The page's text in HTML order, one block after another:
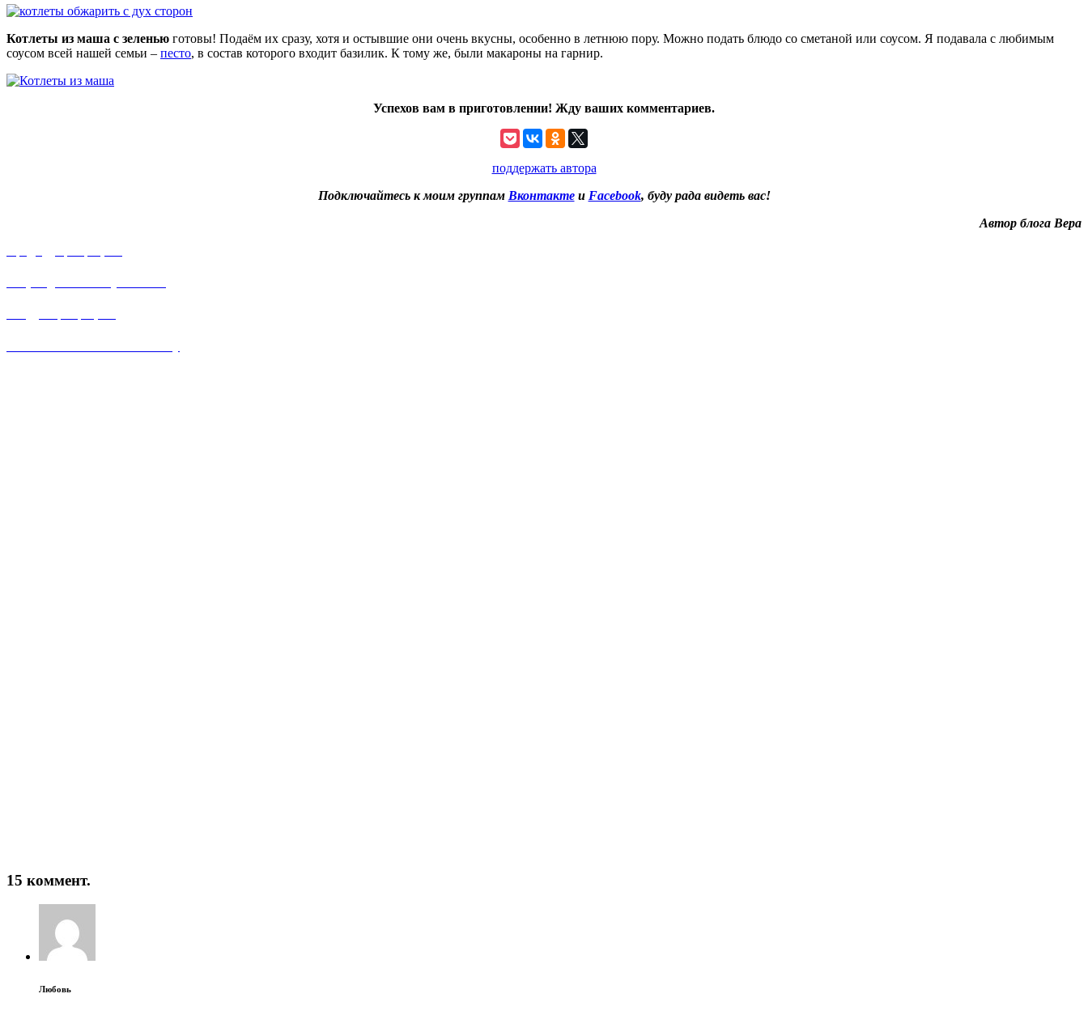
Котлеты из маша с зеленью готовы! Подаём их сразу, хотя и остывшие они очень вкусны, особенно в летнюю пору. Можно подать блюдо со сметаной или соусом. Я подавала с любимым
соусом всей нашей семьи – песто, в состав которого входит базилик. К тому же, были макароны на гарнир.
Успехов вам в приготовлении! Жду ваших комментариев.
поддержать автора
Подключайтесь к моим группам Вконтактеи Facebook, буду рада видеть вас!
Автор блога Вера
15 коммент.
Любовь